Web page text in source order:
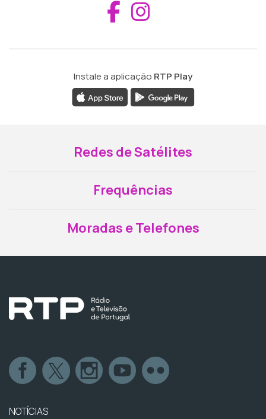
Aceder ao
Instale a aplicação RTP Play
Redes de Satélites
Frequências
Moradas e Telefones
NOTÍCIAS